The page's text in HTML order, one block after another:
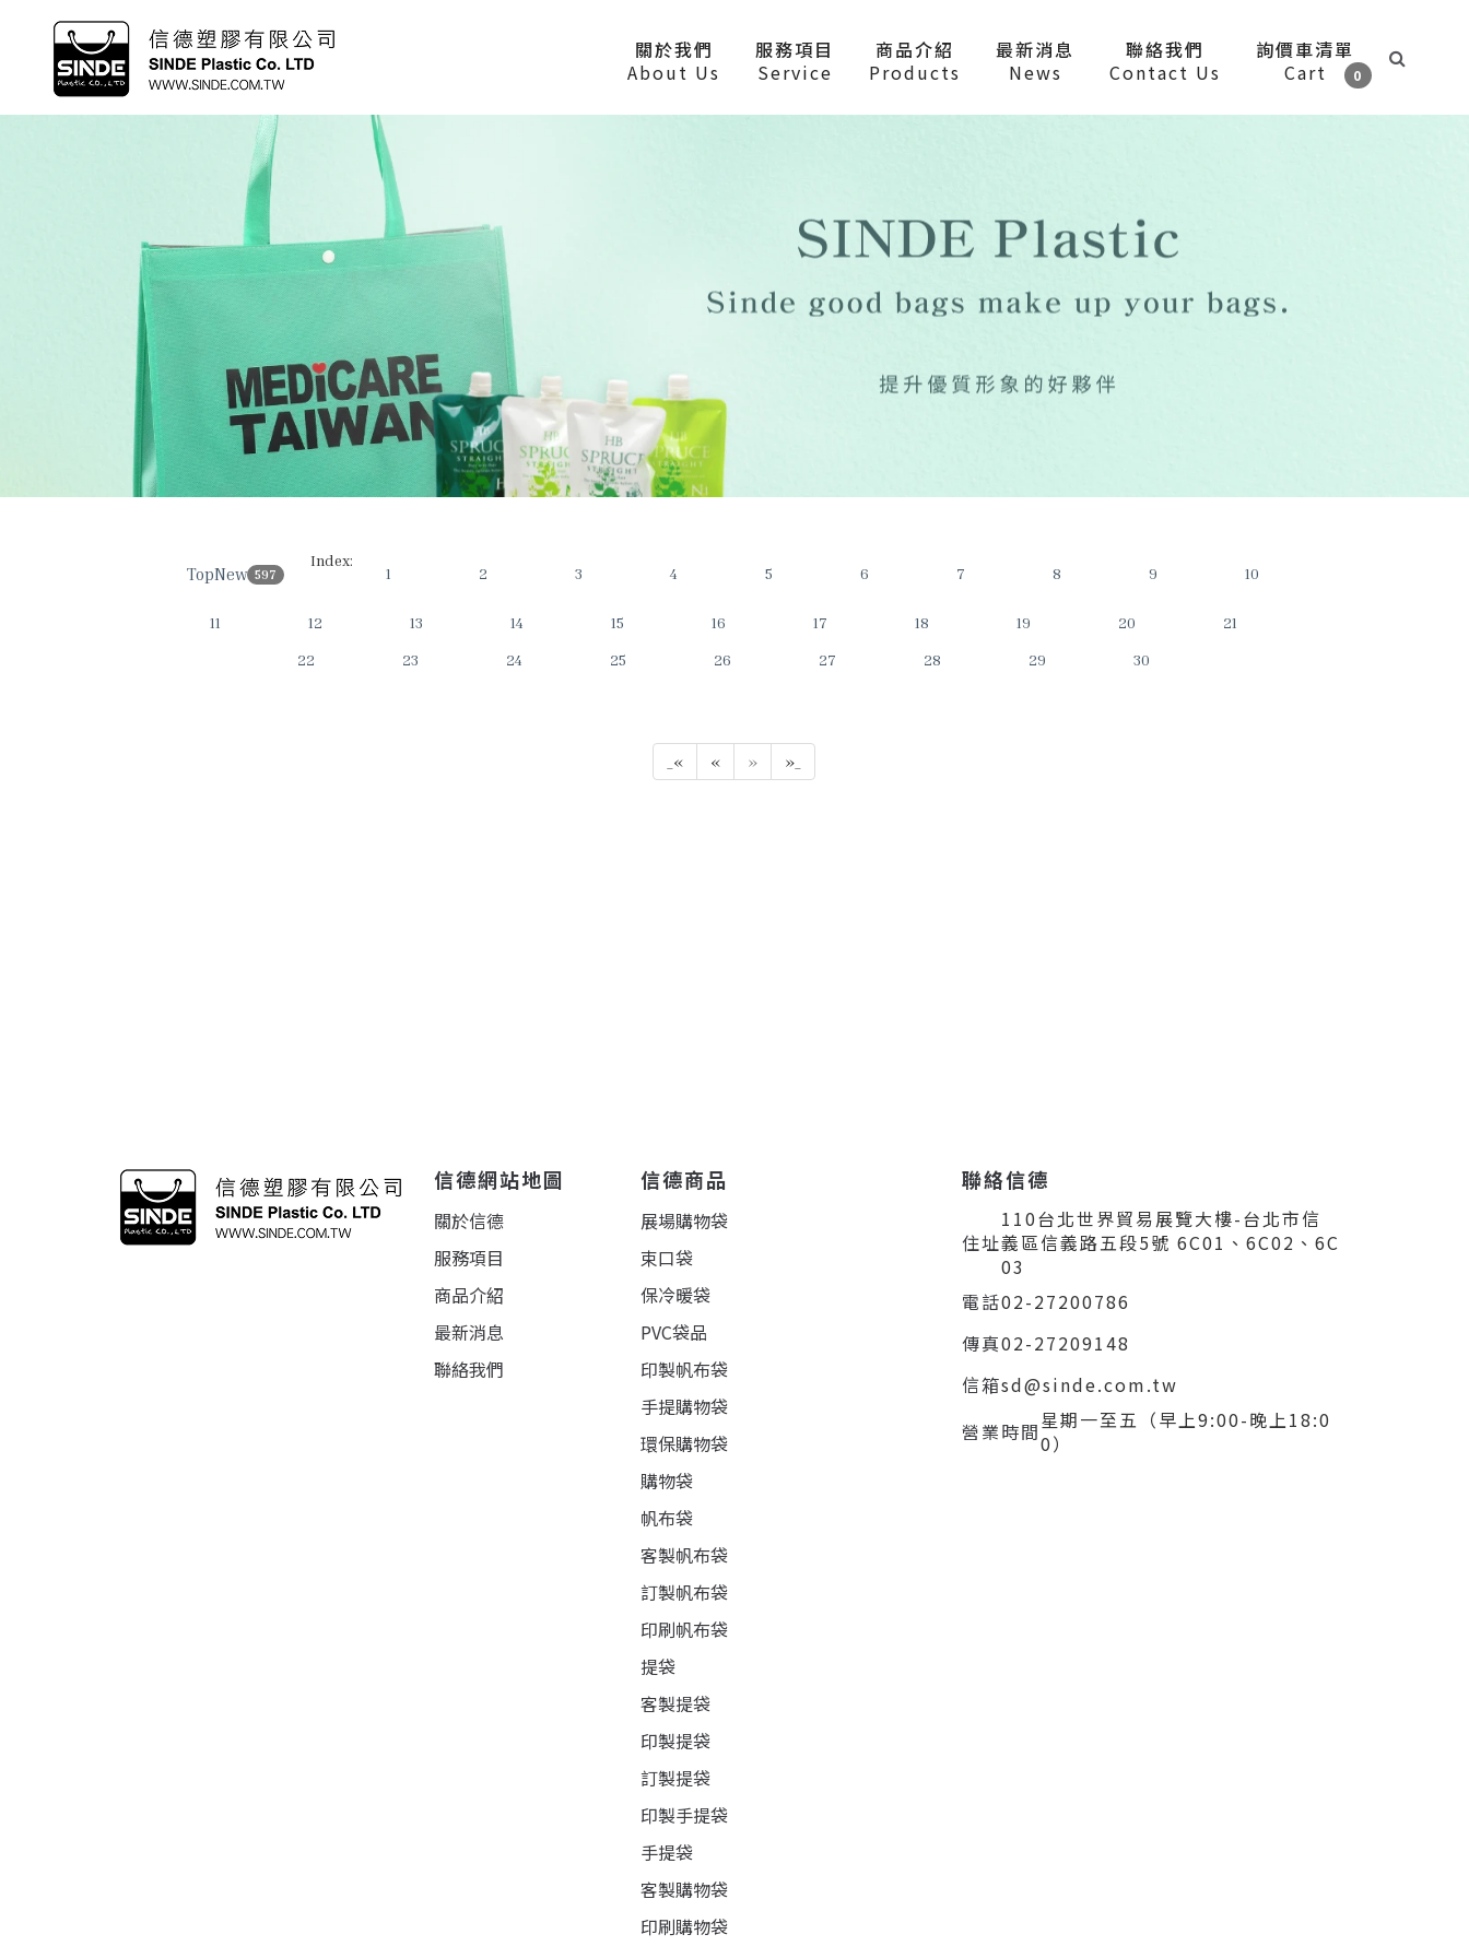
關於我們
About Us
服務項目
Service
商品介紹
Products
最新消息
News
聯絡我們
Contact Us
詢價車清單
Cart 0
TopNews597
Index:
1 2 3 4 5 6 7 8 9 10
11 12 13 14 15 16 17 18 19 20
21
22
23 24 25 26 27 28 29 30
_« « » »_
信德網站地圖
關於信德
服務項目
商品介紹
最新消息
聯絡我們
信德商品
展場購物袋
束口袋
保冷暖袋
PVC袋品
印製帆布袋
手提購物袋
環保購物袋
購物袋
帆布袋
客製帆布袋
訂製帆布袋
印刷帆布袋
提袋
客製提袋
印製提袋
訂製提袋
印製手提袋
手提袋
客製購物袋
印刷購物袋
聯絡信德
住址
110台北世界貿易展覽大樓-台北市信
義區信義路五段5號 6C01、6C02、6C
03
電話02-27200786
傳真02-27209148
信箱sd@sinde.com.tw
營業時間星期一至五（早上9:00-晚上18:0
0）